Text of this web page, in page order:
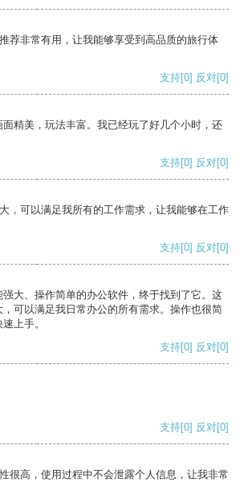
荐非常有用，让我能够享受到高品质的旅行体
支持[0] 反对[0]
精美，玩法丰富。我已经玩了好几个小时，还
支持[0] 反对[0]
，可以满足我所有的工作需求，让我能够在工作
支持[0] 反对[0]
大、操作简单的办公软件，终于找到了它。这
可以满足我日常办公的所有需求。操作也很简
上手。
支持[0] 反对[0]
支持[0] 反对[0]
很高，使用过程中不会泄露个人信息，让我非常